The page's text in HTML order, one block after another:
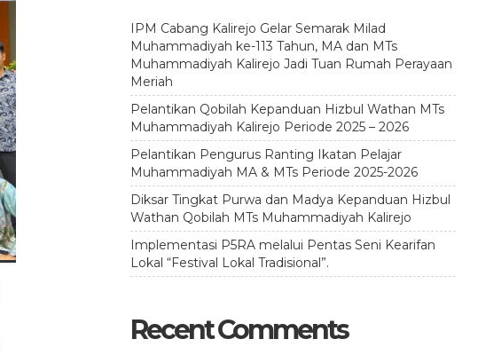
IPM Cabang Kalirejo Gelar Semarak Milad
Muhammadiyah ke-113 Tahun, MA dan MTs
Muhammadiyah Kalirejo Jadi Tuan Rumah Perayaan
Meriah
Pelantikan Qobilah Kepanduan Hizbul Wathan MTs
Muhammadiyah Kalirejo Periode 2025 – 2026
Pelantikan Pengurus Ranting Ikatan Pelajar
Muhammadiyah MA & MTs Periode 2025-2026
Diksar Tingkat Purwa dan Madya Kepanduan Hizbul
Wathan Qobilah MTs Muhammadiyah Kalirejo
Implementasi P5RA melalui Pentas Seni Kearifan
Lokal “Festival Lokal Tradisional”.
Recent Comments